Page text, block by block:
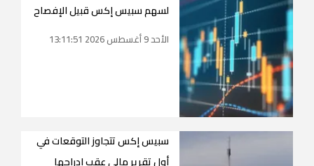
لسهم سبيس إكس قبيل الإفصاح
الأحد 9 أغسطس 2026 13:11:51
سبيس إكس تتجاوز التوقعات في
أول تقرير مالي عقب إدراجها